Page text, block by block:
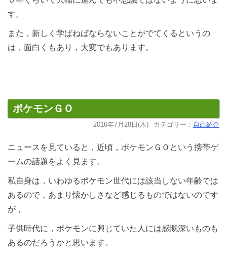
す。
また，新しく学ばねばならないことがでてくるというの
は，面白くもあり，大変でもあります。
ポケモンＧＯ
2016年7月28日(木) カテゴリー： 自己紹介
ニュースを見ていると，近頃，ポケモンＧＯという携帯ゲ
ームの話題をよく見ます。
私自身は，いわゆるポケモン世代には該当しない年齢では
あるので，あまり懐かしさなど感じるものではないのです
が，
子供時代に，ポケモンに興じていた人には感慨深いものも
あるのだろうかと思います。